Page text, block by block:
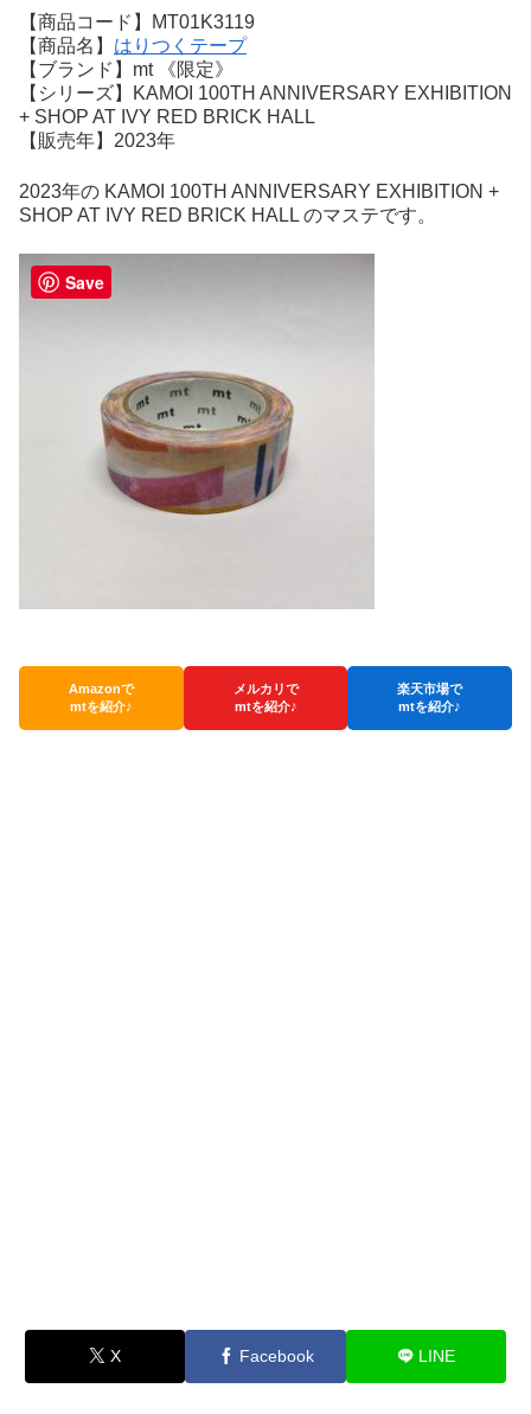
【商品コード】MT01K3119
【商品名】 はりつくテープ
【ブランド】mt 《限定》
【シリーズ】KAMOI 100TH ANNIVERSARY EXHIBITION
+ SHOP AT IVY RED BRICK HALL
【販売年】2023年
2023年の KAMOI 100TH ANNIVERSARY EXHIBITION +
SHOP AT IVY RED BRICK HALL のマステです。
Amazonで
mtを紹介♪
メルカリで
mtを紹介♪
楽天市場で
mtを紹介♪
X Facebook LINE
Save